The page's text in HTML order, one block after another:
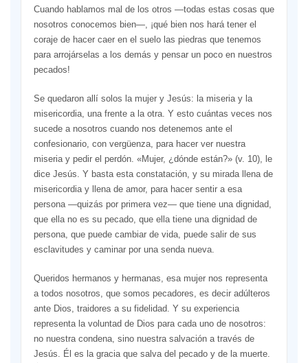
Cuando hablamos mal de los otros —todas estas cosas que
nosotros conocemos bien—, ¡qué bien nos hará tener el
coraje de hacer caer en el suelo las piedras que tenemos
para arrojárselas a los demás y pensar un poco en nuestros
pecados!
Se quedaron allí solos la mujer y Jesús: la miseria y la
misericordia, una frente a la otra. Y esto cuántas veces nos
sucede a nosotros cuando nos detenemos ante el
confesionario, con vergüenza, para hacer ver nuestra
miseria y pedir el perdón. «Mujer, ¿dónde están?» (v. 10), le
dice Jesús. Y basta esta constatación, y su mirada llena de
misericordia y llena de amor, para hacer sentir a esa
persona —quizás por primera vez— que tiene una dignidad,
que ella no es su pecado, que ella tiene una dignidad de
persona, que puede cambiar de vida, puede salir de sus
esclavitudes y caminar por una senda nueva.
Queridos hermanos y hermanas, esa mujer nos representa
a todos nosotros, que somos pecadores, es decir adúlteros
ante Dios, traidores a su fidelidad. Y su experiencia
representa la voluntad de Dios para cada uno de nosotros:
no nuestra condena, sino nuestra salvación a través de
Jesús. Él es la gracia que salva del pecado y de la muerte.